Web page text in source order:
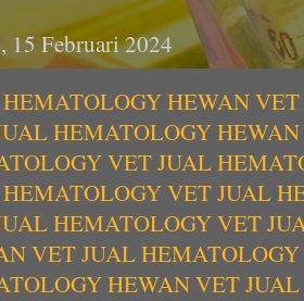
15 Februari 2024
HEWAN
HEMATOLOGY
VET JUAL
VET JUAL
HEMATOLOGY VET
VET JUAL
HEWAN VET